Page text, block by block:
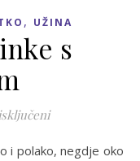
, UŽINA
s
za Zdrave